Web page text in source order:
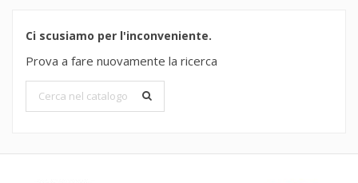
Ci scusiamo per l'inconveniente.
Prova a fare nuovamente la ricerca